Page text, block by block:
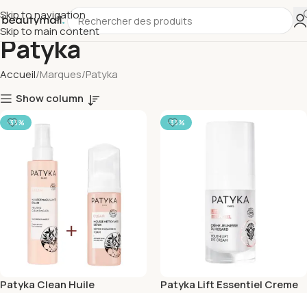
Skip to navigation
Skip to main content
Patyka
Accueil Marques Patyka
Show column
-33%
Patyka Clean Huile
-33%
Patyka Lift Essentiel Creme